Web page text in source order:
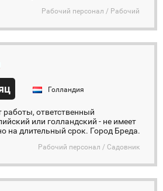
Рабочий персонал / Рабочий
Голландия
ответственный
или голландский - не имеет
на длительный срок. Город Бреда.
Рабочий персонал / Садовник